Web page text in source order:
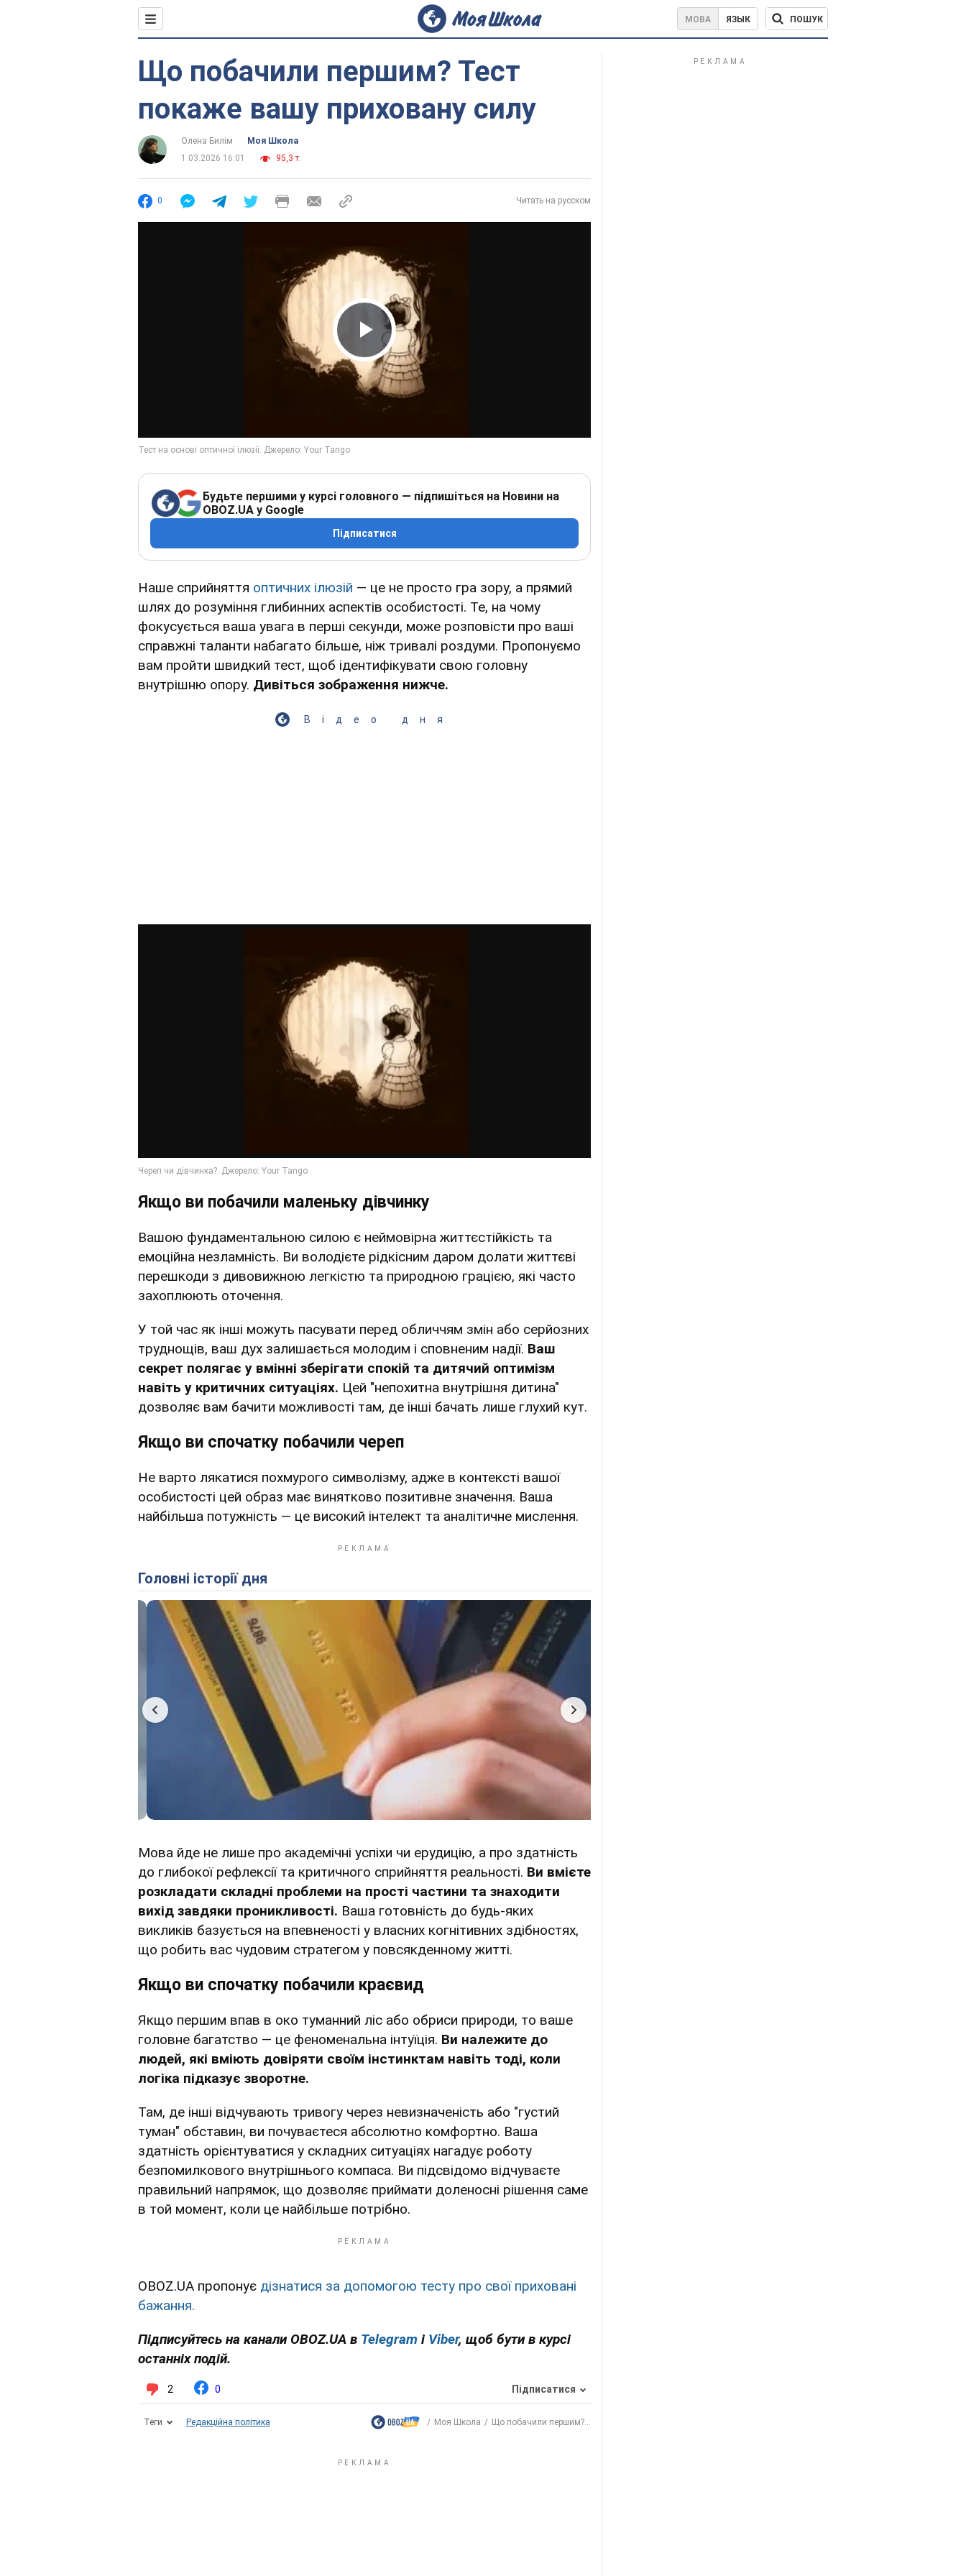
МОВА ЯЗЫК ПОШУК
Що побачили першим? Тест
покаже вашу приховану силу
Олена Билім
Моя Школа
1.03.2026 16:01
95,3 т.
0 Читать на русском
Play Video
Будьте першими у курсі головного — підпишіться на Новини на
OBOZ.UA у Google
Підписатися
Наше сприйняття оптичних ілюзій — це не просто гра зору, а прямий
шлях до розуміння глибинних аспектів особистості. Те, на чому
фокусується ваша увага в перші секунди, може розповісти про ваші
справжні таланти набагато більше, ніж тривалі роздуми. Пропонуємо
вам пройти швидкий тест, щоб ідентифікувати свою головну
внутрішню опору. Дивіться зображення нижче.
Відео дня
Якщо ви побачили маленьку дівчинку
Вашою фундаментальною силою є неймовірна життєстійкість та
емоційна незламність. Ви володієте рідкісним даром долати життєві
перешкоди з дивовижною легкістю та природною грацією, які часто
захоплюють оточення.
У той час як інші можуть пасувати перед обличчям змін або серйозних
труднощів, ваш дух залишається молодим і сповненим надії. Ваш
секрет полягає у вмінні зберігати спокій та дитячий оптимізм
навіть у критичних ситуаціях. Цей "непохитна внутрішня дитина"
дозволяє вам бачити можливості там, де інші бачать лише глухий кут.
Якщо ви спочатку побачили череп
Не варто лякатися похмурого символізму, адже в контексті вашої
особистості цей образ має винятково позитивне значення. Ваша
найбільша потужність — це високий інтелект та аналітичне мислення.
Головні історії дня
Мова йде не лише про академічні успіхи чи ерудицію, а про здатність
до глибокої рефлексії та критичного сприйняття реальності. Ви вмієте
розкладати складні проблеми на прості частини та знаходити
вихід завдяки проникливості. Ваша готовність до будь-яких
викликів базується на впевненості у власних когнітивних здібностях,
що робить вас чудовим стратегом у повсякденному житті.
Якщо ви спочатку побачили краєвид
Якщо першим впав в око туманний ліс або обриси природи, то ваше
головне багатство — це феноменальна інтуїція. Ви належите до
людей, які вміють довіряти своїм інстинктам навіть тоді, коли
логіка підказує зворотне.
Там, де інші відчувають тривогу через невизначеність або "густий
туман" обставин, ви почуваєтеся абсолютно комфортно. Ваша
здатність орієнтуватися у складних ситуаціях нагадує роботу
безпомилкового внутрішнього компаса. Ви підсвідомо відчуваєте
правильний напрямок, що дозволяє приймати доленосні рішення саме
в той момент, коли це найбільше потрібно.
OBOZ.UA пропонує дізнатися за допомогою тесту про свої приховані
бажання.
Підписуйтесь на канали OBOZ.UA в Telegram і Viber, щоб бути в курсі
останніх подій.
2 0 Підписатися
Теги Редакційна політика Моя Школа Що побачили першим?...